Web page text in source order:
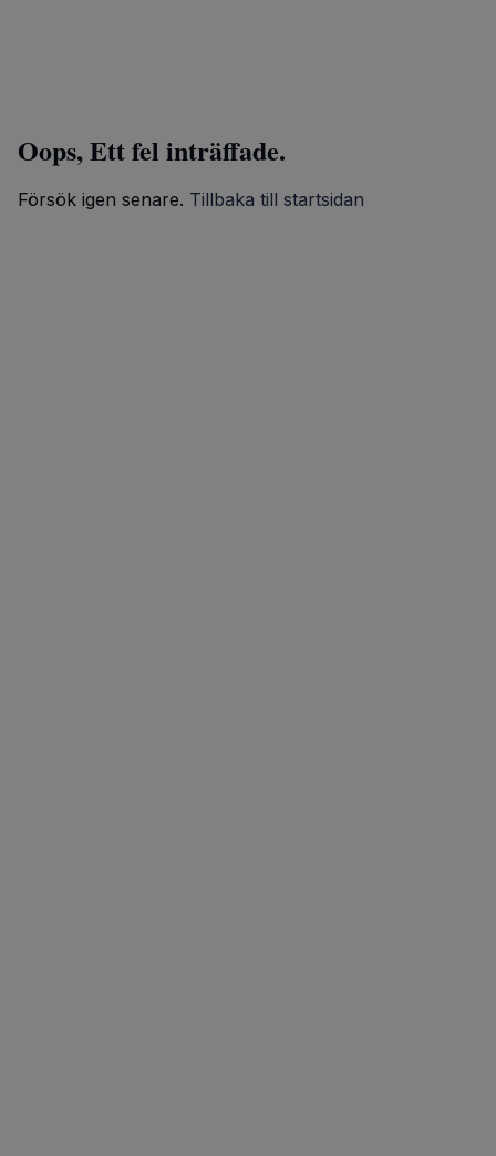
Oops, Ett fel inträffade.
Försök igen senare. Tillbaka till startsidan